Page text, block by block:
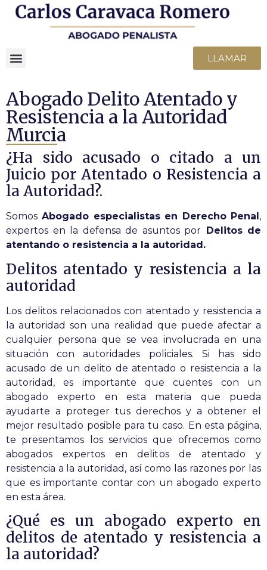
LLAMAR
Abogado Delito Atentado y
Resistencia a la Autoridad
Murcia
¿Ha sido acusado o citado a un
Juicio por Atentado o Resistencia a
la Autoridad?.
Somos Abogado especialistas en Derecho Penal ,
expertos en la defensa de asuntos por Delitos de
atentando o resistencia a la autoridad.
Delitos atentado y resistencia a la
autoridad
Los delitos relacionados con atentado y resistencia a
la autoridad son una realidad que puede afectar a
cualquier persona que se vea involucrada en una
situación con autoridades policiales. Si has sido
acusado de un delito de atentado o resistencia a la
autoridad, es importante que cuentes con un
abogado experto en esta materia que pueda
ayudarte a proteger tus derechos y a obtener el
mejor resultado posible para tu caso. En esta página,
te presentamos los servicios que ofrecemos como
abogados expertos en delitos de atentado y
resistencia a la autoridad, así como las razones por las
que es importante contar con un abogado experto
en esta área.
¿Qué es un abogado experto en
delitos de atentado y resistencia a
la autoridad?